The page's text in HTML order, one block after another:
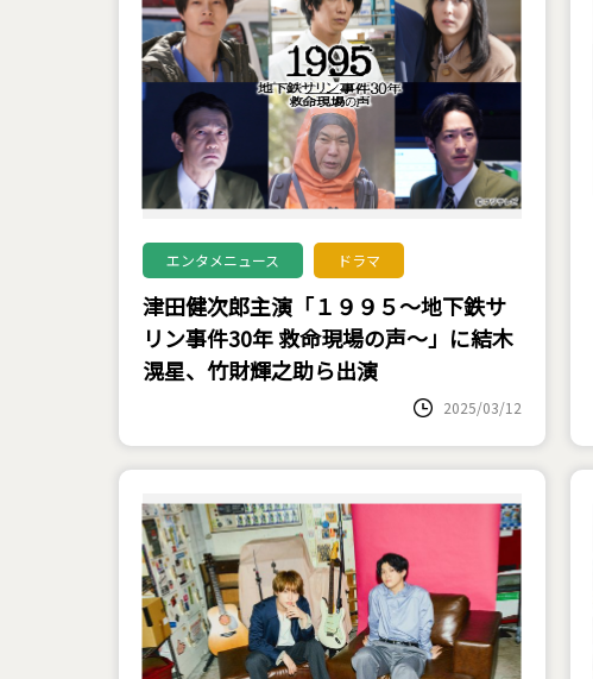
エンタメニュース ドラマ
津田健次郎主演「１９９５～地下鉄サ
リン事件30年 救命現場の声～」に結木
滉星、竹財輝之助ら出演
2025/03/12